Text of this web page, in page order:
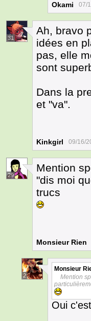
Okami 07/
31
Ah, bravo
idées en
pas, elle
sont
Dans la
et "va".
Kinkgirl 09/16/
29
Mention
"dis moi
trucs
Monsieur Rien
2
Monsieur
Mention
Oui